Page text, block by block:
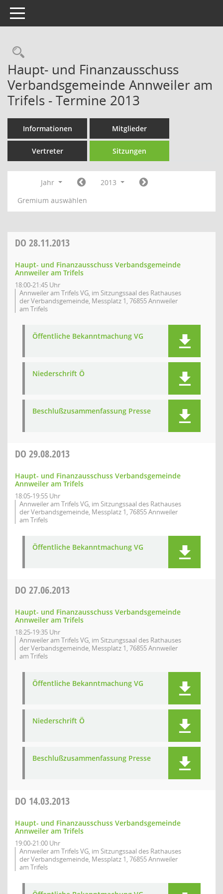
Toggle navigation
Rechercheauswahl
Haupt- und Finanzausschuss
Verbandsgemeinde Annweiler am
Trifels - Termine 2013
Informationen Mitglieder
Vertreter Sitzungen
Jahr
2013
Gremium auswählen
DO 28.11.2013
Haupt- und Finanzausschuss Verbandsgemeinde
Annweiler am Trifels
18:00-21:45 Uhr
Annweiler am Trifels VG, im Sitzungssaal des Rathauses
der Verbandsgemeinde, Messplatz 1, 76855 Annweiler
am Trifels
Öffentliche Bekanntmachung VG
Niederschrift Ö
Beschlußzusammenfassung Presse
DO 29.08.2013
Haupt- und Finanzausschuss Verbandsgemeinde
Annweiler am Trifels
18:05-19:55 Uhr
Annweiler am Trifels VG, im Sitzungssaal des Rathauses
der Verbandsgemeinde, Messplatz 1, 76855 Annweiler
am Trifels
Öffentliche Bekanntmachung VG
DO 27.06.2013
Haupt- und Finanzausschuss Verbandsgemeinde
Annweiler am Trifels
18:25-19:35 Uhr
Annweiler am Trifels VG, im Sitzungssaal des Rathauses
der Verbandsgemeinde, Messplatz 1, 76855 Annweiler
am Trifels
Öffentliche Bekanntmachung VG
Niederschrift Ö
Beschlußzusammenfassung Presse
DO 14.03.2013
Haupt- und Finanzausschuss Verbandsgemeinde
Annweiler am Trifels
19:00-21:00 Uhr
Annweiler am Trifels VG, im Sitzungssaal des Rathauses
der Verbandsgemeinde, Messplatz 1, 76855 Annweiler
am Trifels